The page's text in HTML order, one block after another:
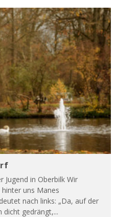
Jugend in Oberbilk Wir
uns Manes
nach links: „Da, auf der
dicht gedrängt,...